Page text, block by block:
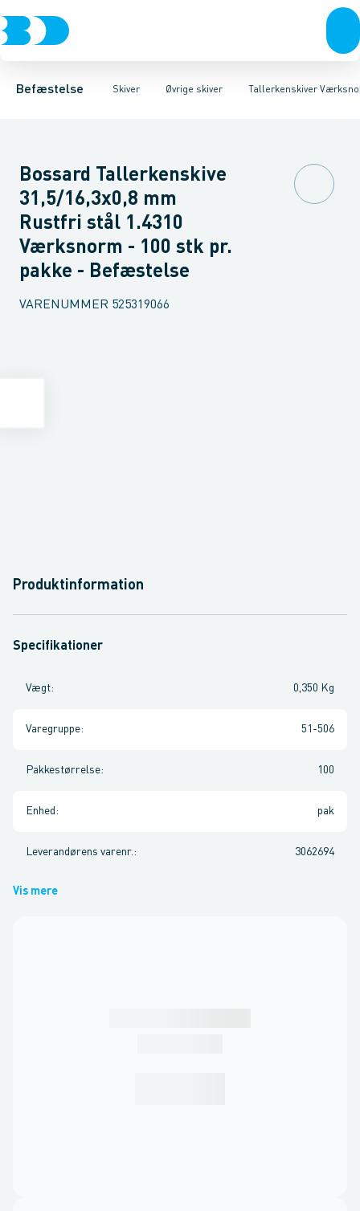
Befæstelse Skiver
Bolte & sætskruerMøtrikkerSkiverSkruerSøm & dykkere
Øvrige skiver
Planskiver til udendørs brugPlanskiver til indendørs brug
Tallerkenskiver
Låseskiver Sort Låseskiver Rustfri A2 Låseskiver NORD-
Bossard Tallerkenskive
31,5/16,3x0,8 mm
Rustfri stål 1.4310
Værksnorm - 100 stk pr.
pakke - Befæstelse
VARENUMMER 525319066
Produktinformation
Specifikationer
Vægt: 0,350 Kg
Varegruppe: 51-506
Pakkestørrelse: 100
Enhed : pak
Leverandørens varenr. : 3062694
Vis mere